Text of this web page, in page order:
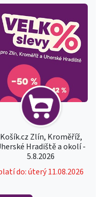
Košík.cz Zlín, Kroměříž,
Hradiště a okolí -
5.8.2026
do: úterý 11.08.2026